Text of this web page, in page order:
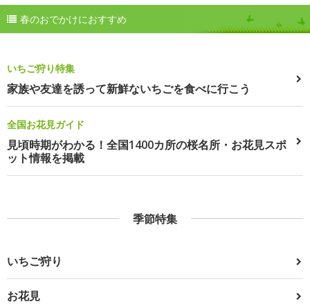
春のおでかけにおすすめ
いちご狩り特集
家族や友達を誘って新鮮ないちごを食べに行こう
全国お花見ガイド
見頃時期がわかる！全国1400カ所の桜名所・お花見スポ
ット情報を掲載
季節特集
いちご狩り
お花見